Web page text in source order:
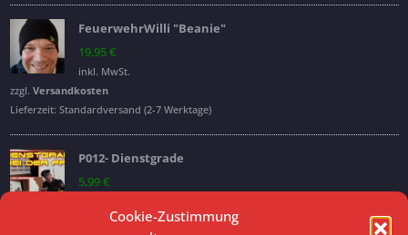
Cookie-Zustimmung
FeuerwehrWilli "Beanie"
19,95€
inkl. MwSt.
zzgl. Versandkosten
Lieferzeit: Standardversand (2-7 Werktage)
P012- Dienstgrade
5,99€